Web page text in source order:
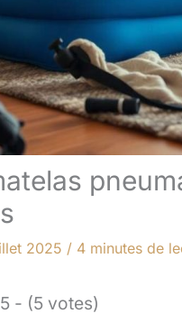
2025 / 4 minutes de
- (5 votes)